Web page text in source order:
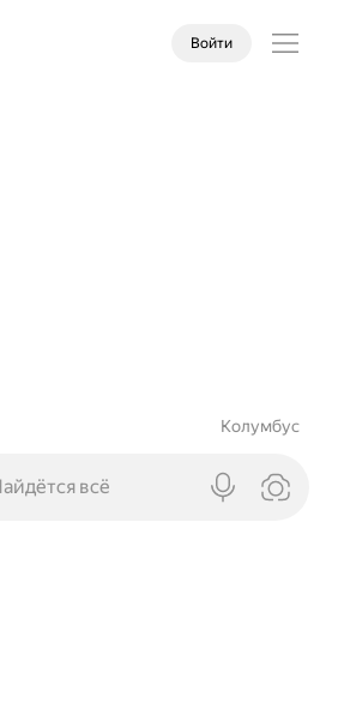
Войти
Колумбус
всё